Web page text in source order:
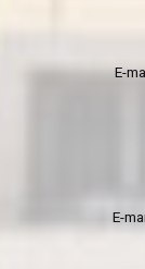
E-
E-